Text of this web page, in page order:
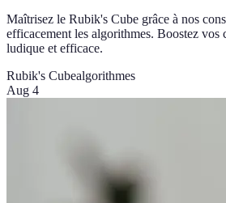
Maîtrisez le Rubik's Cube grâce à nos
efficacement les algorithmes. Boostez vos
ludique et efficace.
Rubik's Cubealgorithmes
Aug 4